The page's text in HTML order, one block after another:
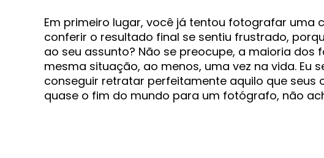
Em primeiro lugar, você já tentou fotografar uma
conferir o resultado final se sentiu frustrado,
ao seu assunto? Não se preocupe, a maioria
mesma situação, ao menos, uma vez na vida. Eu
conseguir retratar perfeitamente aquilo que seus
quase o fim do mundo para um fotógrafo, não